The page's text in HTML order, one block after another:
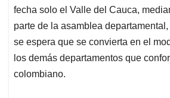
fecha solo el Valle del Cauca,
parte de la asamblea
se espera que se convierta en el
los demás departamentos que
colombiano.